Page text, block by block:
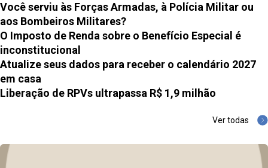
Você serviu às Forças Armadas, à Polícia Militar ou
aos Bombeiros Militares?
O Imposto de Renda sobre o Benefício Especial é
inconstitucional
Atualize seus dados para receber o calendário 2027
em casa
Liberação de RPVs ultrapassa R$ 1,9 milhão
Ver todas